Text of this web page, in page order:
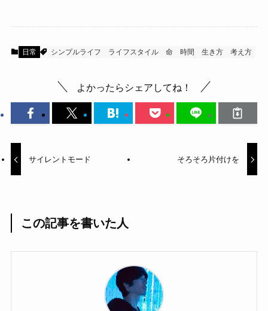
日常 シンプルライフ ライフスタイル 命 時間 生き方 考え方
よかったらシェアしてね！
サイレントモード そろそろ片付けを
この記事を書いた人